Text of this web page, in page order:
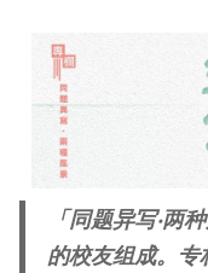
其他书院出版
新亚影集
影片库
Campus Tour
Fellows of the
New Asianships
「同题异写‧两
的校友组成。